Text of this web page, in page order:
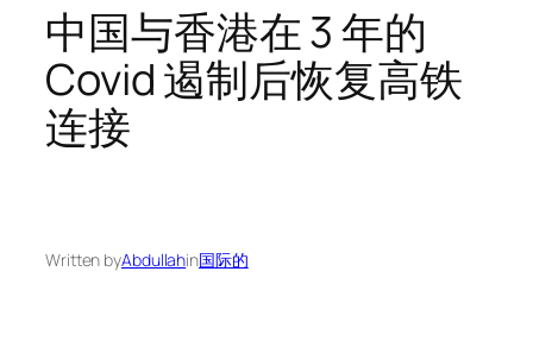
中国与香港在 3 年的
Covid 遏制后恢复高铁
连接
Written byAbdullahin国际的